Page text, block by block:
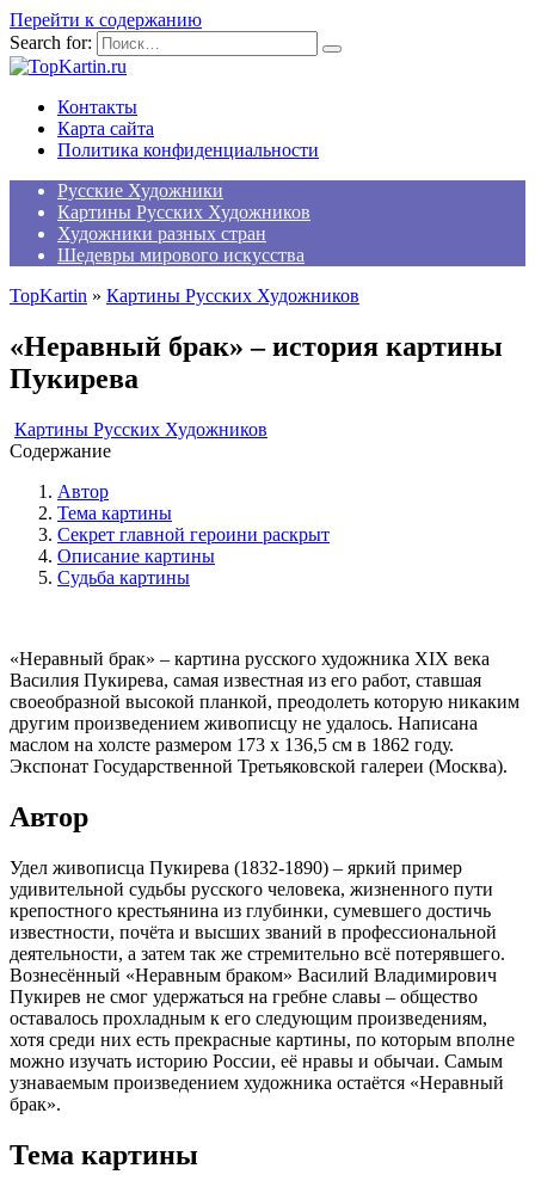
Перейти к содержанию
Search for:
Контакты
Карта сайта
Политика конфиденциальности
Русские Художники
Картины Русских Художников
Художники разных стран
Шедевры мирового искусства
TopKartin » Картины Русских Художников
«Неравный брак» – история картины
Пукирева
Картины Русских Художников
Содержание
Автор
Тема картины
Секрет главной героини раскрыт
Описание картины
Судьба картины
«Неравный брак» – картина русского художника XIX века
Василия Пукирева, самая известная из его работ, ставшая
своеобразной высокой планкой, преодолеть которую никаким
другим произведением живописцу не удалось. Написана
маслом на холсте размером 173 х 136,5 см в 1862 году.
Экспонат Государственной Третьяковской галереи (Москва).
Автор
Удел живописца Пукирева (1832-1890) – яркий пример
удивительной судьбы русского человека, жизненного пути
крепостного крестьянина из глубинки, сумевшего достичь
известности, почёта и высших званий в профессиональной
деятельности, а затем так же стремительно всё потерявшего.
Вознесённый «Неравным браком» Василий Владимирович
Пукирев не смог удержаться на гребне славы – общество
оставалось прохладным к его следующим произведениям,
хотя среди них есть прекрасные картины, по которым вполне
можно изучать историю России, её нравы и обычаи. Самым
узнаваемым произведением художника остаётся «Неравный
брак».
Тема картины